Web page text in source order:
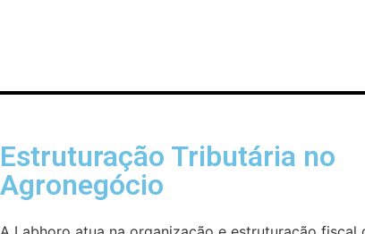
Estruturação Tributária no
Agronegócio